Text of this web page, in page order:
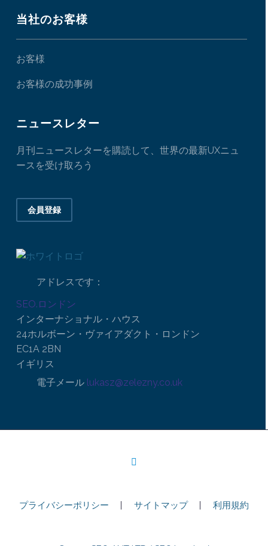
当社のお客様
お客様
お客様の成功事例
ニュースレター
月刊ニュースレターを購読して、世界の最新UXニュ
ースを受け取ろう
会員登録
アドレスです：
SEO.ロンドン
インターナショナル・ハウス
24ホルボーン・ヴァイアダクト・ロンドン
EC1A 2BN
イギリス
電子メール lukasz@zelezny.co.uk
プライバシーポリシー サイトマップ 利用規約